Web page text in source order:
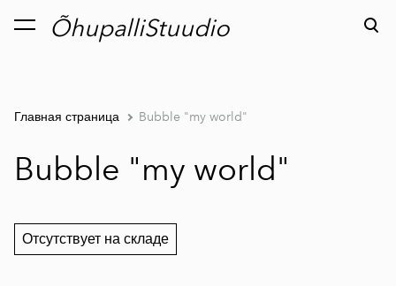
ÕhupalliStuudio
был добавлен в
корзину.
Просмотр корзины
Главная страница Bubble "my world"
Bubble "my world"
Отсутствует на складе